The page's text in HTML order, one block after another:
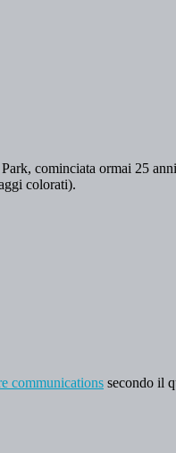
cominciata ormai 25
colorati).
communications secondo il